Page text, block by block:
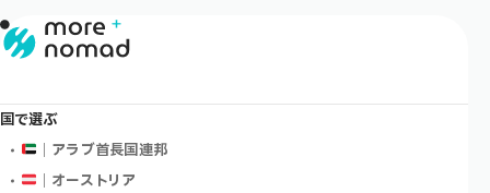
国で選ぶ
｜アラブ首長国連邦
｜オーストリア